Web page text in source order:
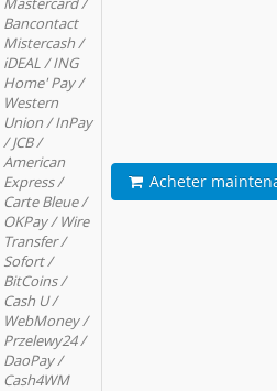
Bancontact
Mistercash /
iDEAL / ING
Home' Pay /
Western
Union / InPay
/ JCB /
American
Express /
Carte Bleue /
OKPay / Wire
Transfer /
Sofort /
BitCoins /
Cash U /
WebMoney /
Przelewy24 /
DaoPay /
Cash4WM
Acheter